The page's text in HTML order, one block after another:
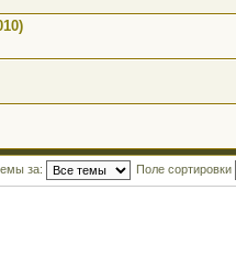
за: Поле сортировки